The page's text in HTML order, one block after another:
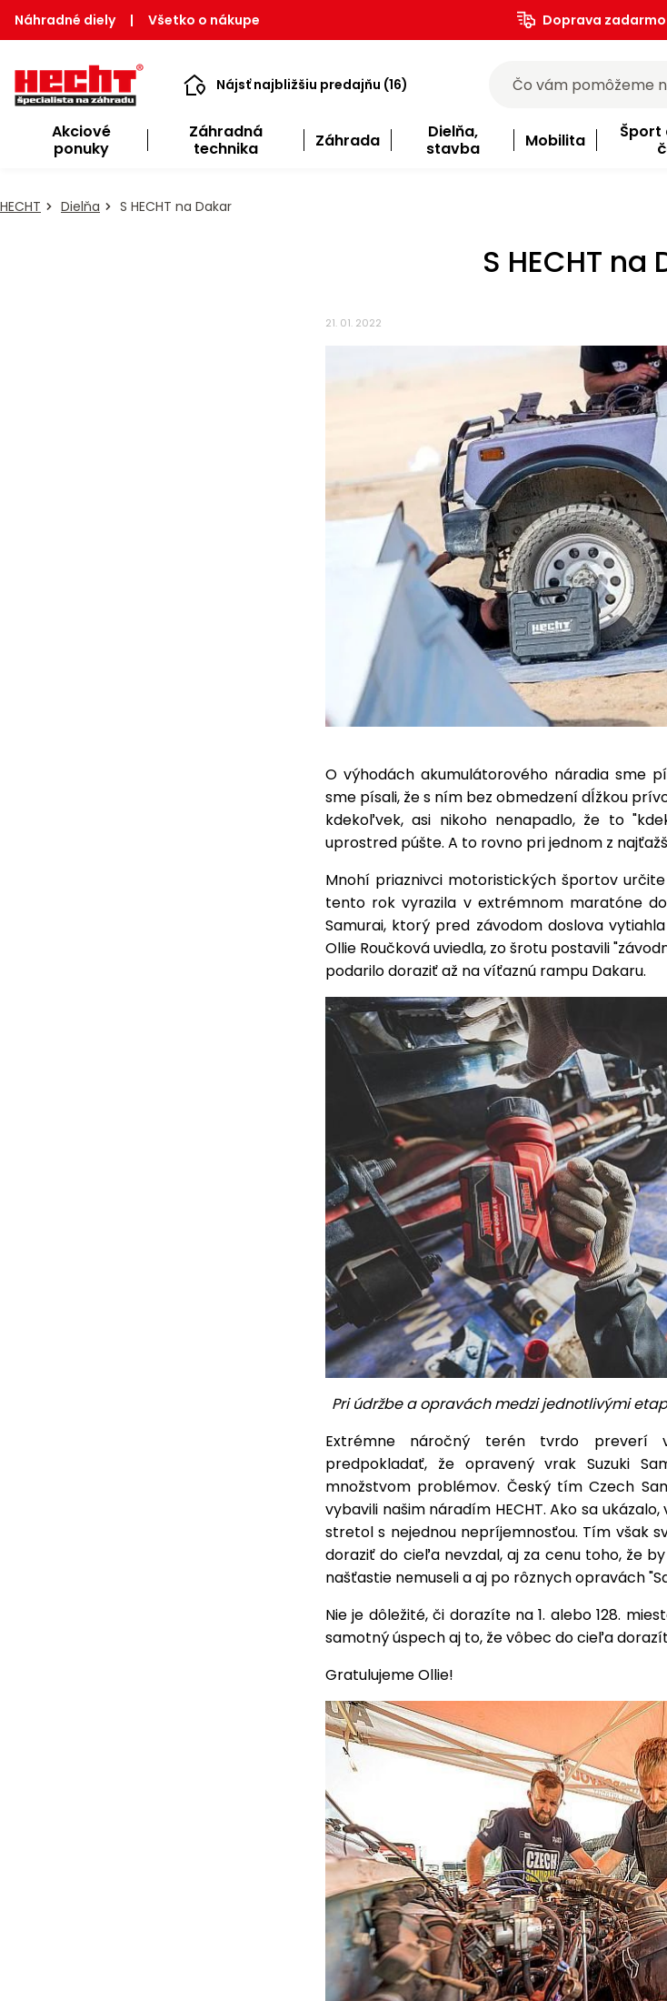
Náhradné diely | Všetko o nákupe Doprava zadarmo
Nájsť najbližšiu predajňu (16)
Akciové
ponuky
Záhradná
technika
Záhrada
Dielňa,
stavba
Mobilita
Šport
HECHT Dielňa S HECHT na Dakar
S HECHT na
21. 01. 2022
O výhodách akumulátorového náradia sme
sme písali, že s ním bez obmedzení dĺžkou
kdekoľvek, asi nikoho nenapadlo, že to
uprostred púšte. A to rovno pri jednom z
Mnohí priaznivci motoristických športov určite
tento rok vyrazila v extrémnom maratóne
Samurai, ktorý pred závodom doslova
Ollie Roučková uviedla, zo šrotu postavili
podarilo doraziť až na víťaznú rampu Dakaru.
Pri údržbe a opravách medzi jednotlivými
Extrémne náročný terén tvrdo
predpokladať, že opravený vrak Suzuki
množstvom problémov. Český tím Czech
vybavili našim náradím HECHT. Ako sa
stretol s nejednou nepríjemnosťou. Tím však
doraziť do cieľa nevzdal, aj za cenu toho, že
našťastie nemuseli a aj po rôznych opravách
Nie je dôležité, či dorazíte na 1. alebo 128.
samotný úspech aj to, že vôbec do cieľa
Gratulujeme Ollie!